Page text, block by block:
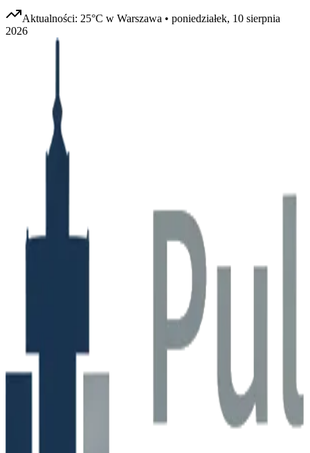
Aktualności: 25°C w Warszawa • poniedziałek, 10 sierpnia
2026